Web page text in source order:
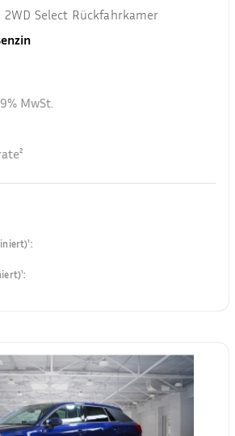
2WD Select Rückfahrkamer
MwSt.
:
: